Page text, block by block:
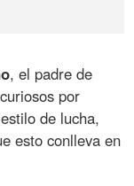
, el padre de
por
de lucha,
esto conlleva en